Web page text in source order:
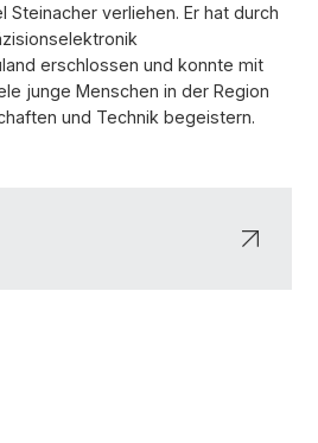
Steinacher verliehen. Er hat durch
erschlossen und konnte mit
junge Menschen in der Region
und Technik begeistern.